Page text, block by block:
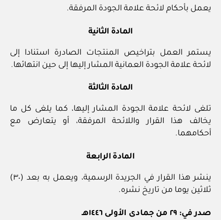
يعمل بأحكام لائحة علامة الجودة المرفقة.
المادة الثانية
يستمر العمل بتراخيص المنتجات الصادرة استنادا إلى
لائحة علامة الجودة العمانية المشار إليها إلى حين انتهائها.
المادة الثالثة
تلغى لائحة علامة الجودة المشار إليها، كما يلغى كل ما
يخالف هذا القرار واللائحة المرفقة، أو يتعارض مع
أحكامهما.
المادة الرابعة
ينشر هذا القرار في الجريدة الرسمية، ويعمل به بعد (٣٠)
ثلاثين يوما من تاريخ نشره.
صدر في: ٢٩ من جمادى الأولى ١٤٤٦هـ